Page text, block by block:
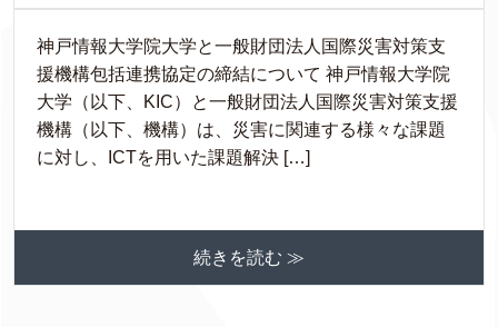
神戸情報大学院大学と一般財団法人国際災害対策支
援機構包括連携協定の締結について 神戸情報大学院
大学（以下、KIC）と一般財団法人国際災害対策支援
機構（以下、機構）は、災害に関連する様々な課題
に対し、ICTを用いた課題解決 […]
続きを読む ≫